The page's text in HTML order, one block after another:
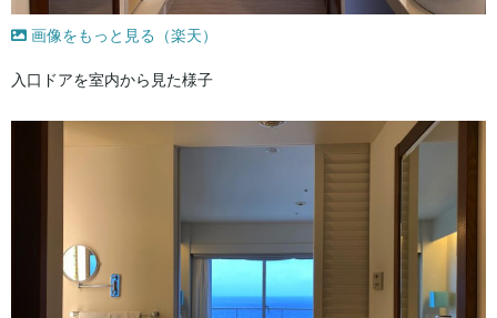
画像をもっと見る（楽天）
入口ドアを室内から見た様子